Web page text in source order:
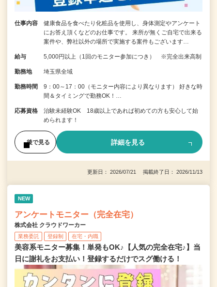
仕事内容
健康食品を食べたり化粧品を使用し、身体測定やアンケート
にお答え頂くなどのお仕事です。 来所が無くご自宅で出来る
案件や、弊社以外の場所で実施する案件もございます…
給与 5,000円以上（1回のモニター参加につき） ※完全出来高制
勤務地 埼玉県全域
勤務時間
9：00～17：00（モニター内容により異なります） 好きな時
間＆タイミングで勤務OK！…
応募資格
治験未経験OK 18歳以上であれば初めての方も安心して始
められます！
後で見る 詳細を見る
更新日： 2026/07/21 掲載終了日： 2026/11/13
NEW
アンケートモニター（完全在宅）
株式会社 クラウドワーカー
業務委託 登録制 在宅・内職
美容系モニター募集！単発もOK♪【人気の完全在宅♪】当
日に謝礼をお支払い！登録するだけでスグ働ける！